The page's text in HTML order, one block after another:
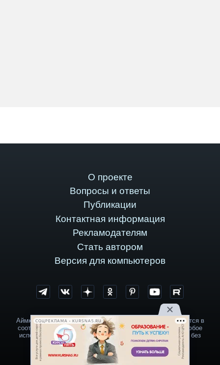
О проекте
Вопросы и ответы
Публикации
Контактная информация
Рекламодателям
Стать автором
Версия для компьютеров
Аймкук © 2007-2026 год. Все права защищены и охраняются в
соответствии с действующим законодательством РФ. Любое
использование материалов интернет-проекта запрещено без
письменного разрешения администрации Аймкук.
СОЦРЕКЛАМА • KURSNA5.RU